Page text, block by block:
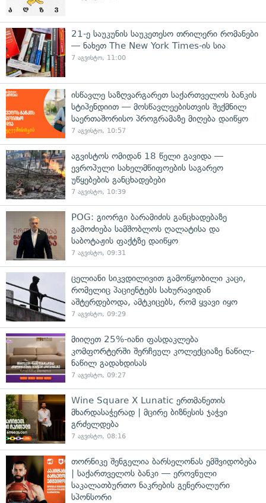
21-ე საუკუნის საუკეთესო თრილერი რომანები
— ნახეთ The New York Times-ის სია
7 აგვისტო, 11:00
ისწავლე საზღვარგარეთ საქართველოს ბანკის
სტიპენდიით — მოსწავლეებისთვის შექმნილ
საერთაშორისო პროგრამაზე მიღება დაიწყო
7 აგვისტო, 10:57
აგვისტოს ომიდან 18 წელი გავიდა —
ევროპული სახელმწიფოების საგარეო
უწყებების განცხადებები
7 აგვისტო, 10:39
POG: გიორგი ბარამიძის განცხადებაზე
გამოძიება სამშობლოს ღალატისა და
საბოტაჟის ფაქტზე დაიწყო
7 აგვისტო, 09:31
ცელიანი სიკვდილივით გამოწყობილი კაცი,
რომელიც პაციენტებს სახურავიდან
აშტერდებოდა, ამტკიცებს, რომ ყვავი იყო
7 აგვისტო, 09:29
მიიღეთ 25%-იანი ფასდაკლება
კომფორტერში შერჩეულ კოლექციაზე ნაწილ-
ნაწილ გადახდისას
7 აგვისტო, 09:27
Wine Square X Lunatic ერთმანეთის
მხარდასაჭერად | მცირე ბიზნესის ჯაჭვი
გრძელდება
7 აგვისტო, 08:16
თორნიკე შენგელია ბარსელონას ემშვიდობება
| საქართველოს ბანკი — ეროვნული
საკალათბურთო ნაკრების გენერალური
სპონსორი